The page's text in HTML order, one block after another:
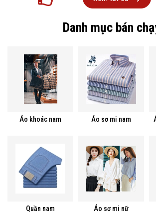
Danh mục bán
Áo khoác nam Áo sơ mi nam
Quần nam Áo sơ mi nữ